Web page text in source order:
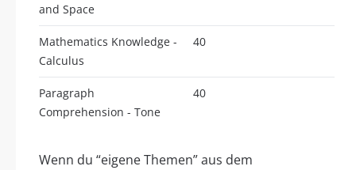
and Space
Mathematics Knowledge -
Calculus
40
Paragraph
Comprehension - Tone
40
Wenn du “eigene Themen” aus dem